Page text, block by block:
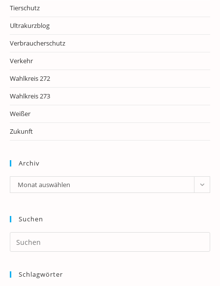
Tierschutz
Ultrakurzblog
Verbraucherschutz
Verkehr
Wahlkreis 272
Wahlkreis 273
Weißer
Zukunft
Archiv
Archiv
Monat auswählen
Suchen
Schlagwörter